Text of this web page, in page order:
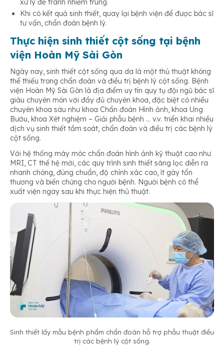
xử lý để tránh nhiễm trùng.
Khi có kết quả sinh thiết, quay lại bệnh viện để được bác sĩ
tư vấn, chẩn đoán bệnh lý.
Thực hiện sinh thiết cột sống tại bệnh
viện Hoàn Mỹ Sài Gòn
Ngày nay, sinh thiết cột sống qua da là một thủ thuật không
thể thiếu trong chẩn đoán và điều trị bệnh lý cột sống. Bệnh
viện Hoàn Mỹ Sài Gòn là địa điểm uy tín quy tụ đội ngũ bác sĩ
giàu chuyên môn với đầy đủ chuyên khoa, đặc biệt có nhiều
chuyên khoa sâu như khoa Chẩn đoán Hình ảnh, khoa Ung
Bướu, khoa Xét nghiệm – Giải phẫu bệnh … v.v. triển khai nhiều
dịch vụ sinh thiết tầm soát, chẩn đoán và điều trị các bệnh lý
cột sống.
Với hệ thống máy móc chẩn đoán hình ảnh kỹ thuật cao như
MRI, CT thế hệ mới, các quy trình sinh thiết sàng lọc diễn ra
nhanh chóng, đúng chuẩn, độ chính xác cao, ít gây tổn
thương và biến chứng cho người bệnh. Người bệnh có thể
xuất viện ngay sau khi thực hiện thủ thuật.
Sinh thiết lấy mẫu bệnh phẩm chẩn đoán hỗ trợ phẫu thuật điều
trị các bệnh lý cột sống.